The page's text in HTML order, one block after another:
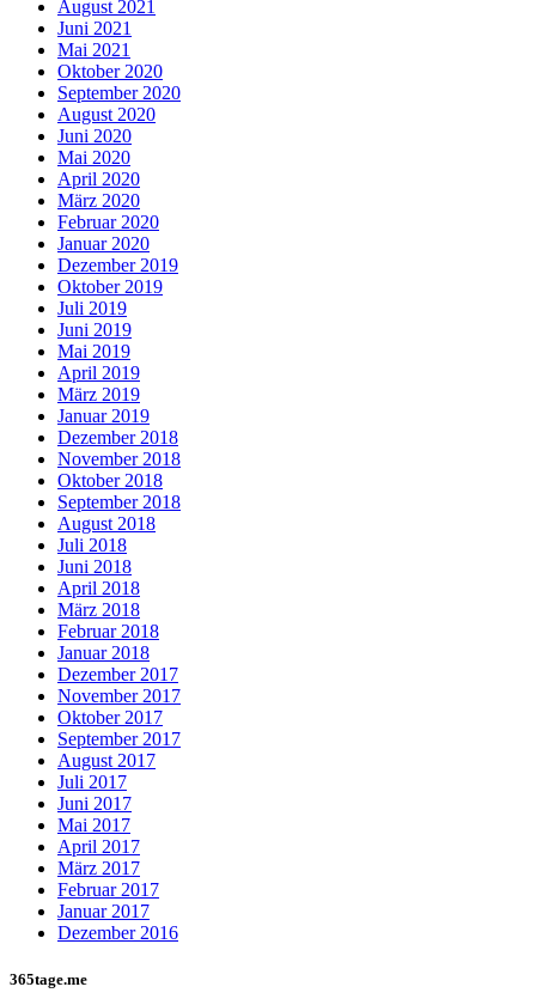
August 2021
Juni 2021
Mai 2021
Oktober 2020
September 2020
August 2020
Juni 2020
Mai 2020
April 2020
März 2020
Februar 2020
Januar 2020
Dezember 2019
Oktober 2019
Juli 2019
Juni 2019
Mai 2019
April 2019
März 2019
Januar 2019
Dezember 2018
November 2018
Oktober 2018
September 2018
August 2018
Juli 2018
Juni 2018
April 2018
März 2018
Februar 2018
Januar 2018
Dezember 2017
November 2017
Oktober 2017
September 2017
August 2017
Juli 2017
Juni 2017
Mai 2017
April 2017
März 2017
Februar 2017
Januar 2017
Dezember 2016
365tage.me